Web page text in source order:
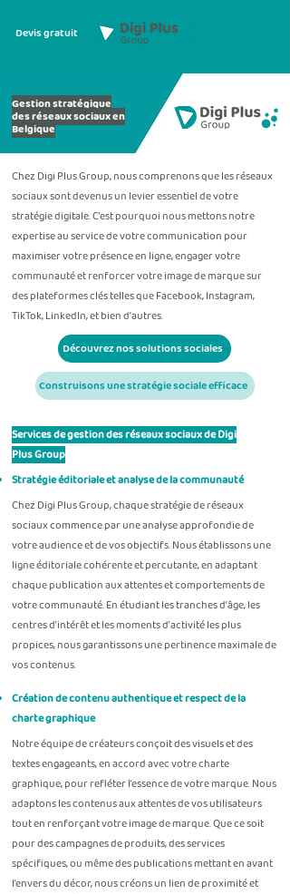
Devis gratuit
Gestion stratégique
des réseaux sociaux en
Belgique
Chez Digi Plus Group, nous comprenons que les réseaux
sociaux sont devenus un levier essentiel de votre
stratégie digitale. C’est pourquoi nous mettons notre
expertise au service de votre communication pour
maximiser votre présence en ligne, engager votre
communauté et renforcer votre image de marque sur
des plateformes clés telles que Facebook, Instagram,
TikTok, LinkedIn, et bien d’autres.
Découvrez nos solutions sociales
Construisons une stratégie sociale efficace
Services de gestion des réseaux sociaux de Digi
Plus Group
Stratégie éditoriale et analyse de la communauté
Chez Digi Plus Group, chaque stratégie de réseaux
sociaux commence par une analyse approfondie de
votre audience et de vos objectifs. Nous établissons une
ligne éditoriale cohérente et percutante, en adaptant
chaque publication aux attentes et comportements de
votre communauté. En étudiant les tranches d’âge, les
centres d’intérêt et les moments d’activité les plus
propices, nous garantissons une pertinence maximale de
vos contenus.
Création de contenu authentique et respect de la
charte graphique
Notre équipe de créateurs conçoit des visuels et des
textes engageants, en accord avec votre charte
graphique, pour refléter l’essence de votre marque. Nous
adaptons les contenus aux attentes de vos utilisateurs
tout en renforçant votre image de marque. Que ce soit
pour des campagnes de produits, des services
spécifiques, ou même des publications mettant en avant
l’envers du décor, nous créons un lien de proximité et